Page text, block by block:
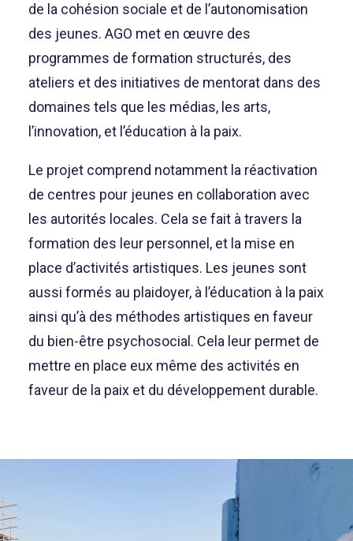
de la cohésion sociale et de l’autonomisation
des jeunes. AGO met en œuvre des
programmes de formation structurés, des
ateliers et des initiatives de mentorat dans des
domaines tels que les médias, les arts,
l’innovation, et l’éducation à la paix.
Le projet comprend notamment la réactivation
de centres pour jeunes en collaboration avec
les autorités locales. Cela se fait à travers la
formation des leur personnel, et la mise en
place d’activités artistiques. Les jeunes sont
aussi formés au plaidoyer, à l’éducation à la paix
ainsi qu’à des méthodes artistiques en faveur
du bien-être psychosocial. Cela leur permet de
mettre en place eux même des activités en
faveur de la paix et du développement durable.